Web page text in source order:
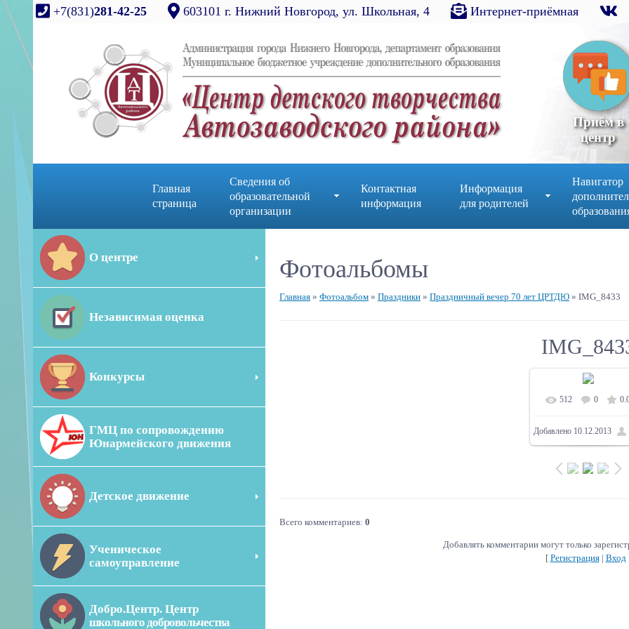
+7(831)281-42-25 603101 г. Нижний Новгород, ул. Школьная, 4 Интернет-приёмная
Приём в
центр
Главная
страница
Сведения об
образовательной
организации
Контактная
информация
Информация
для родителей
Навигатор
О центре
Независимая оценка
Конкурсы
ГМЦ по сопровождению
Юнармейского движения
Детское движение
Ученическое
самоуправление
Добро.Центр. Центр
школьного добровольчества
Фотоальбомы
Главная » Фотоальбом » Праздники » Праздничный вечер 70 лет ЦРТДЮ » IMG_8433
В реальном
1024x768/ 155.5Kb
512 0
Добавлено 10.12.2013
Всего комментариев: 0
Добавлять комментарии могут только
[ Регистрация| Вход